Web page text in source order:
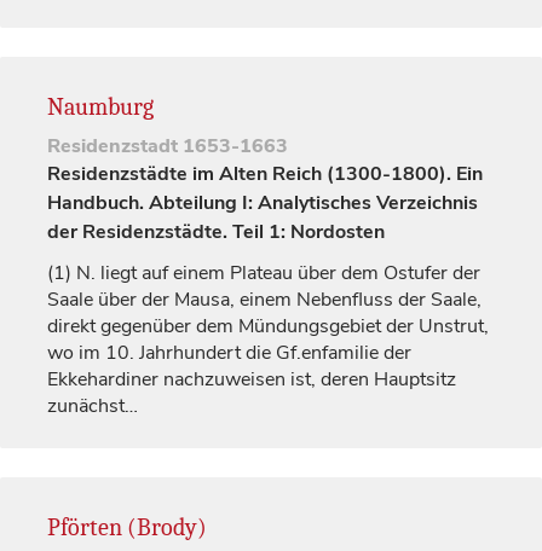
Naumburg
Residenzstadt 1653-1663
Residenzstädte im Alten Reich (1300-1800). Ein
Handbuch. Abteilung I: Analytisches Verzeichnis
der Residenzstädte. Teil 1: Nordosten
(1) N. liegt auf einem Plateau über dem Ostufer der
Saale über der Mausa, einem Nebenfluss der Saale,
direkt gegenüber dem Mündungsgebiet der Unstrut,
wo im 10. Jahrhundertdie Gf.enfamilie der
Ekkehardiner nachzuweisen ist, deren Hauptsitz
zunächst…
Pförten (Brody)